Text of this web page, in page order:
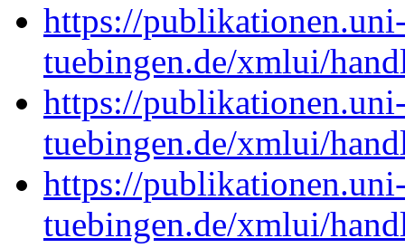
https://
tuebingen.de/xmlui/
https://
tuebingen.de/xmlui/
https://
tuebingen.de/xmlui/